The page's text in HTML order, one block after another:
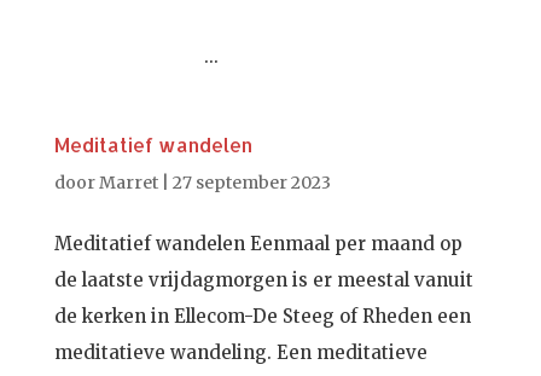
...
Meditatief wandelen
doorMarret| 27 september 2023
Meditatief wandelen Eenmaal per maand op
de laatste vrijdagmorgen is er meestal vanuit
de kerken in Ellecom-De Steeg of Rheden een
meditatieve wandeling. Een meditatieve